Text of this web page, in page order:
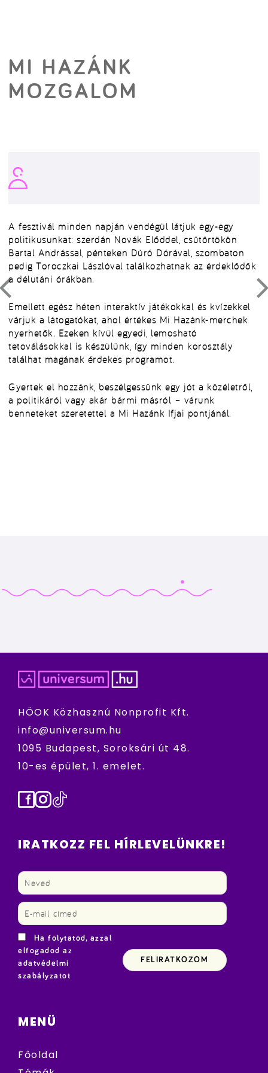
MI HAZÁNK
MOZGALOM
A fesztivál minden napján vendégül látjuk egy-egy
politikusunkat: szerdán Novák Előddel, csütörtökön
Bartal Andrással, pénteken Dúró Dórával, szombaton
pedig Toroczkai Lászlóval találkozhatnak az érdeklődők
a délutáni órákban.
Emellett egész héten interaktív játékokkal és kvízekkel
várjuk a látogatókat, ahol értékes Mi Hazánk-merchek
nyerhetők. Ezeken kívül egyedi, lemosható
tetoválásokkal is készülünk, így minden korosztály
találhat magának érdekes programot.
Gyertek el hozzánk, beszélgessünk egy jót a közéletről,
a politikáról vagy akár bármi másról – várunk
benneteket szeretettel a Mi Hazánk Ifjai pontjánál.
HÖOK Közhasznú Nonprofit Kft.
info@universum.hu
1095 Budapest, Soroksári út 48.
10-es épület, 1. emelet.
Facebook
Instagram
TikTok
IRATKOZZ FEL HÍRLEVELÜNKRE!
Ha folytatod, azzal
elfogadod az
adatvédelmi
szabályzatot
MENÜ
Főoldal